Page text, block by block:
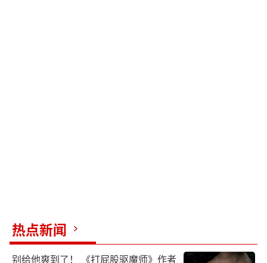
热点新闻
别给他爽到了！ 《打屁股驱魔师》作者